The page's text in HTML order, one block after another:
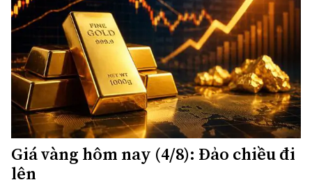
Giá vàng hôm nay (4/8): Đảo chiều đi
lên